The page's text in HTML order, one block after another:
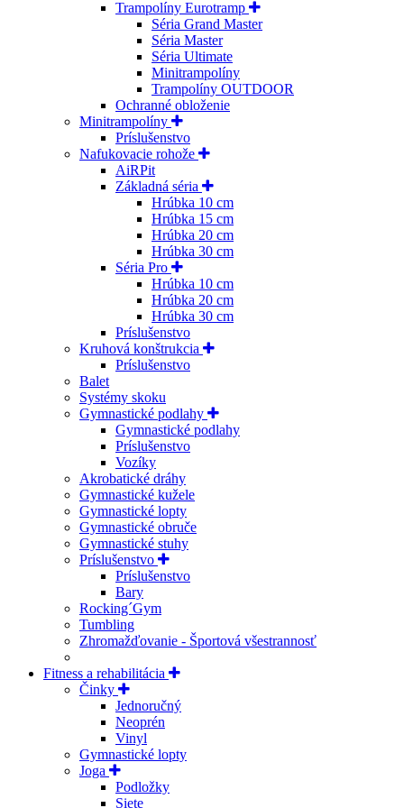
Trampolíny Eurotramp
Séria Grand Master
Séria Master
Séria Ultimate
Minitrampolíny
Trampolíny OUTDOOR
Ochranné obloženie
Minitrampolíny
Príslušenstvo
Nafukovacie rohože
AiRPit
Základná séria
Hrúbka 10 cm
Hrúbka 15 cm
Hrúbka 20 cm
Hrúbka 30 cm
Séria Pro
Hrúbka 10 cm
Hrúbka 20 cm
Hrúbka 30 cm
Príslušenstvo
Kruhová konštrukcia
Príslušenstvo
Balet
Systémy skoku
Gymnastické podlahy
Gymnastické podlahy
Príslušenstvo
Vozíky
Akrobatické dráhy
Gymnastické kužele
Gymnastické lopty
Gymnastické obruče
Gymnastické stuhy
Príslušenstvo
Príslušenstvo
Bary
Rocking´Gym
Tumbling
Zhromažďovanie - Športová všestrannosť
Fitness a rehabilitácia
Činky
Jednoručný
Neoprén
Vinyl
Gymnastické lopty
Joga
Podložky
Siete